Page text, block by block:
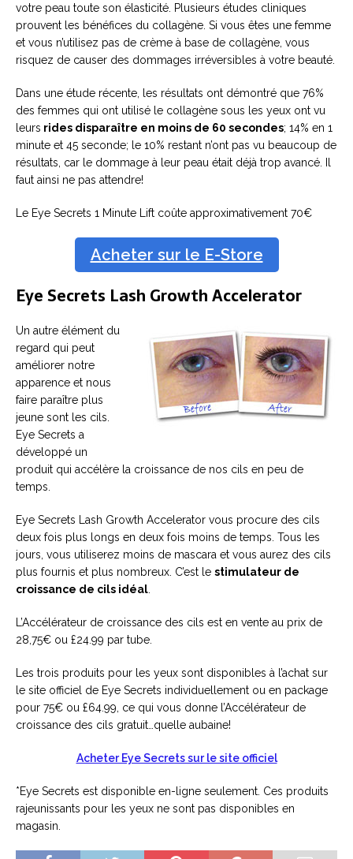
votre peau toute son élasticité. Plusieurs études cliniques
prouvent les bénéfices du collagène. Si vous êtes une femme
et vous n’utilisez pas de crème à base de collagène, vous
risquez de causer des dommages irréversibles à votre beauté.
Dans une étude récente, les résultats ont démontré que 76%
des femmes qui ont utilisé le collagène sous les yeux ont vu
leurs rides disparaître en moins de 60 secondes; 14% en 1
minute et 45 seconde; le 10% restant n’ont pas vu beaucoup de
résultats, car le dommage à leur peau était déjà trop avancé. Il
faut ainsi ne pas attendre!
Le Eye Secrets 1 Minute Lift coûte approximativement 70€
Acheter sur le E-Store
Eye Secrets Lash Growth Accelerator
Un autre élément du
regard qui peut
améliorer notre
apparence et nous
faire paraître plus
jeune sont les cils.
Eye Secrets a
développé un
produit qui accélère la croissance de nos cils en peu de
temps.
Eye Secrets Lash Growth Accelerator vous procure des cils
deux fois plus longs en deux fois moins de temps. Tous les
jours, vous utiliserez moins de mascara et vous aurez des cils
plus fournis et plus nombreux. C’est le stimulateur de
croissance de cils idéal
L’Accélérateur de croissance des cils est en vente au prix de
28,75€ ou £24.99 par tube.
Les trois produits pour les yeux sont disponibles à l’achat sur
le site officiel de Eye Secrets individuellement ou en package
pour 75€ ou £64.99, ce qui vous donne l’Accélérateur de
croissance des cils gratuit…quelle aubaine!
Acheter Eye Secrets sur le site officiel
*Eye Secrets est disponible en-ligne seulement. Ces produits
rajeunissants pour les yeux ne sont pas disponibles en
magasin.